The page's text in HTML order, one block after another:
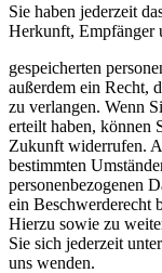
Sie haben jederzeit
Herkunft, Empfänger
gespeicherten
außerdem ein Recht,
zu verlangen. Wenn
erteilt haben, können
Zukunft widerrufen.
bestimmten
personenbezogenen
ein Beschwerderecht
Hierzu sowie zu
Sie sich jederzeit
uns wenden.